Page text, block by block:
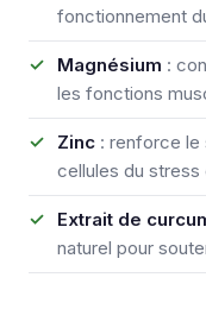
fonctionnement
Magnésium :
les fonctions
Zinc : renforce le
cellules du stress
Extrait de
naturel pour